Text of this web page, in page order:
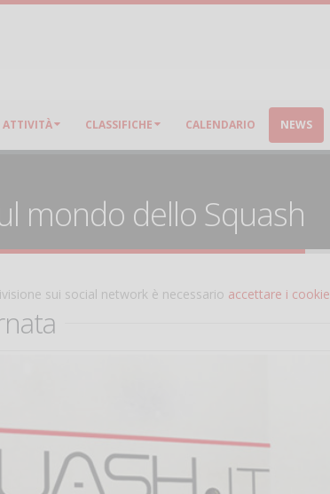
ATTIVITÀ CLASSIFICHE CALENDARIO NEWS
mondo dello Squash
sui social network è necessario accettare i cookie